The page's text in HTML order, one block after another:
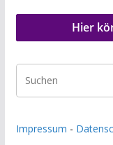
Hier
Impressum -